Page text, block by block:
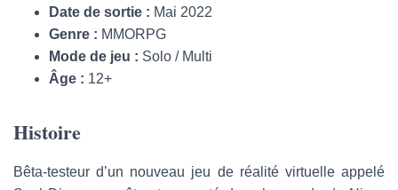
Date de sortie : Mai 2022
Genre : MMORPG
Mode de jeu : Solo / Multi
Âge : 12+
Histoire
Bêta-testeur d’un nouveau jeu de réalité virtuelle appelé